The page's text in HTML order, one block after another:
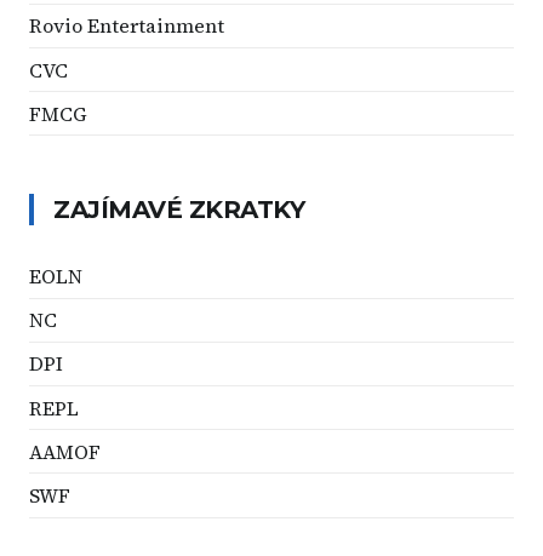
Rovio Entertainment
CVC
FMCG
ZAJÍMAVÉ ZKRATKY
EOLN
NC
DPI
REPL
AAMOF
SWF